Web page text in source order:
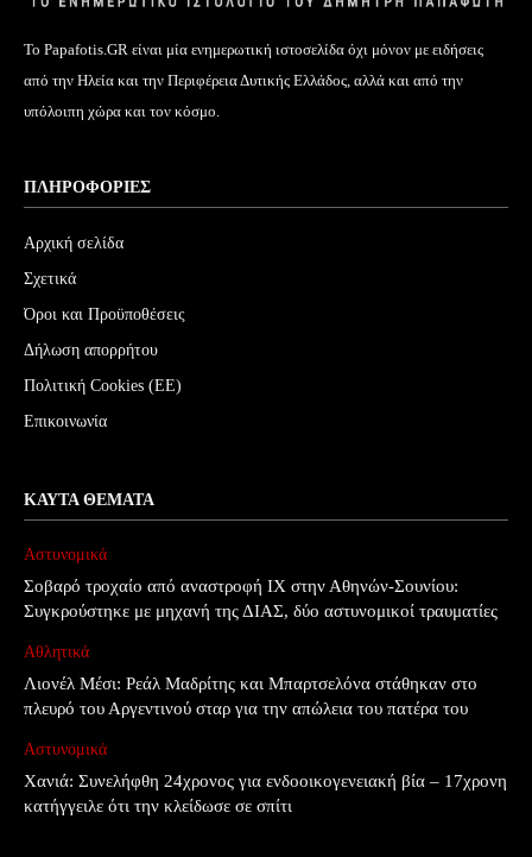
Το Papafotis.GR είναι μία ενημερωτική ιστοσελίδα όχι μόνον με ειδήσεις
από την Ηλεία και την Περιφέρεια Δυτικής Ελλάδος, αλλά και από την
υπόλοιπη χώρα και τον κόσμο.
ΠΛΗΡΟΦΟΡΊΕΣ
Αρχική σελίδα
Σχετικά
Όροι και Προϋποθέσεις
Δήλωση απορρήτου
Πολιτική Cookies (ΕΕ)
Επικοινωνία
ΚΑΥΤΆ ΘΈΜΑΤΑ
Αστυνομικά
Σοβαρό τροχαίο από αναστροφή ΙΧ στην Αθηνών-Σουνίου:
Συγκρούστηκε με μηχανή της ΔΙΑΣ, δύο αστυνομικοί τραυματίες
Αθλητικά
Λιονέλ Μέσι: Ρεάλ Μαδρίτης και Μπαρτσελόνα στάθηκαν στο
πλευρό του Αργεντινού σταρ για την απώλεια του πατέρα του
Αστυνομικά
Χανιά: Συνελήφθη 24χρονος για ενδοοικογενειακή βία – 17χρονη
κατήγγειλε ότι την κλείδωσε σε σπίτι